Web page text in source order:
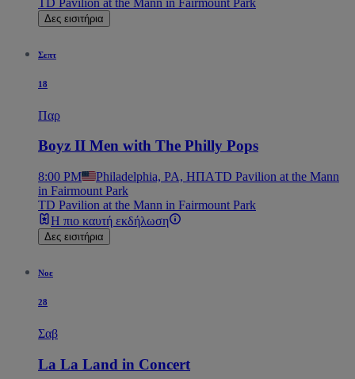
Δες εισιτήρια
Σεπτ
18
Παρ
Boyz II Men with The Philly Pops
8:00 PM Philadelphia, PA, ΗΠΑTD Pavilion at the Mann
in Fairmount Park
TD Pavilion at the Mann in Fairmount Park
Η πιο καυτή εκδήλωση
Δες εισιτήρια
Νοε
28
Σαβ
La La Land in Concert